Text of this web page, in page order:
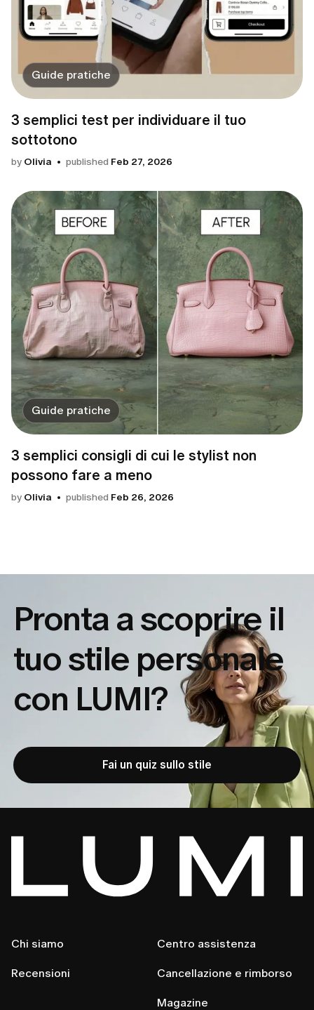
Guide pratiche
3 semplici test per individuare il tuo
sottotono
by Olivia published Feb 27, 2026
Guide pratiche
3 semplici consigli di cui le stylist non
possono fare a meno
by Olivia published Feb 26, 2026
Pronta a scoprire il
tuostile personale
con LUMI?
Fai un quiz sullo stile
Chi siamo
Recensioni
Centro assistenza
Cancellazione e rimborso
Magazine